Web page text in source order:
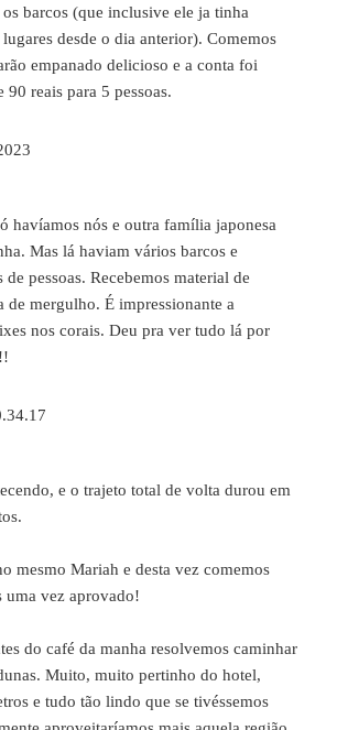
barcos (que inclusive ele ja tinha
lugares desde o dia anterior). Comemos
empanado delicioso e a conta foi
90 reais para 5 pessoas.
havíamos nós e outra família japonesa
Mas lá haviam vários barcos e
de pessoas. Recebemos material de
de mergulho. É impressionante a
nos corais. Deu pra ver tudo lá por
e o trajeto total de volta durou em
mesmo Mariah e desta vez comemos
uma vez aprovado!
do café da manha resolvemos caminhar
Muito, muito pertinho do hotel,
e tudo tão lindo que se tivéssemos